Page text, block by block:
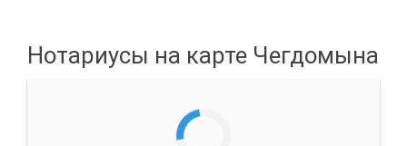
Нотариусы на карте Чегдомына